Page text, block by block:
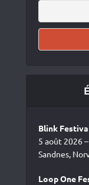
Blink
5 août 2026
Sandnes,
Loop One